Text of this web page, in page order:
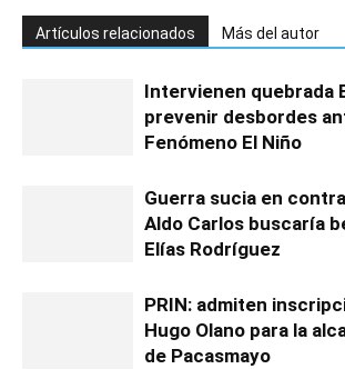
Artículos relacionados Más del autor
Intervienen quebrada
prevenir desbordes
Fenómeno El Niño
Guerra sucia en
Aldo Carlos buscaría
Elías Rodríguez
PRIN: admiten
Hugo Olano para la
de Pacasmayo